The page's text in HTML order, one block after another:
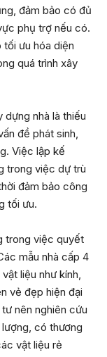
đảm bảo có đủ
phụ trợ nếu có.
tối ưu hóa diện
quá trình xây
dựng nhà là thiếu
đề phát sinh,
Việc lập kế
trong việc dự trù
đảm bảo công
tối ưu.
trong việc quyết
mẫu nhà cấp 4
liệu như kính,
vẻ đẹp hiện đại
nên nghiên cứu
có thương
vật liệu rẻ